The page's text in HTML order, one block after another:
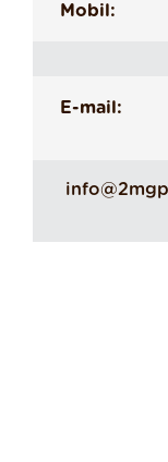
Mobil:
E-mail: